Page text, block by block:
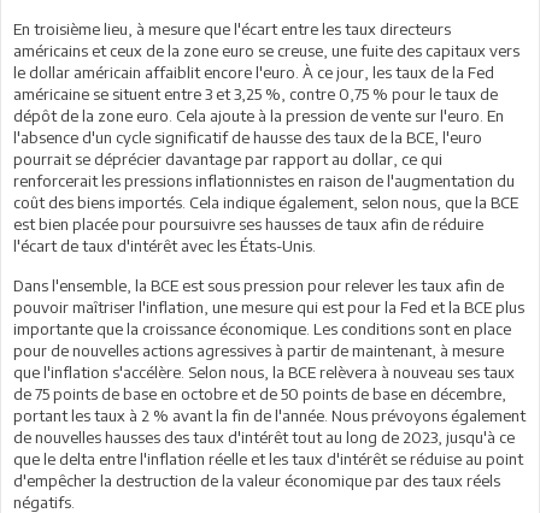
En troisième lieu, à mesure que l'écart entre les taux directeurs
américains et ceux de la zone euro se creuse, une fuite des capitaux vers
le dollar américain affaiblit encore l'euro. À ce jour, les taux de la Fed
américaine se situent entre 3 et 3,25 %, contre 0,75 % pour le taux de
dépôt de la zone euro. Cela ajoute à la pression de vente sur l'euro. En
l'absence d'un cycle significatif de hausse des taux de la BCE, l'euro
pourrait se déprécier davantage par rapport au dollar, ce qui
renforcerait les pressions inflationnistes en raison de l'augmentation du
coût des biens importés. Cela indique également, selon nous, que la BCE
est bien placée pour poursuivre ses hausses de taux afin de réduire
l'écart de taux d'intérêt avec les États-Unis.
Dans l'ensemble, la BCE est sous pression pour relever les taux afin de
pouvoir maîtriser l'inflation, une mesure qui est pour la Fed et la BCE plus
importante que la croissance économique. Les conditions sont en place
pour de nouvelles actions agressives à partir de maintenant, à mesure
que l'inflation s'accélère. Selon nous, la BCE relèvera à nouveau ses taux
de 75 points de base en octobre et de 50 points de base en décembre,
portant les taux à 2 % avant la fin de l'année. Nous prévoyons également
de nouvelles hausses des taux d'intérêt tout au long de 2023, jusqu'à ce
que le delta entre l'inflation réelle et les taux d'intérêt se réduise au point
d'empêcher la destruction de la valeur économique par des taux réels
négatifs.